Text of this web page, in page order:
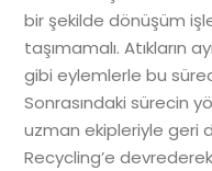
bir şekilde dönüşüm
taşımamalı. Atıkların
gibi eylemlerle bu
Sonrasındaki sürecin
uzman ekipleriyle geri
Recycling’e